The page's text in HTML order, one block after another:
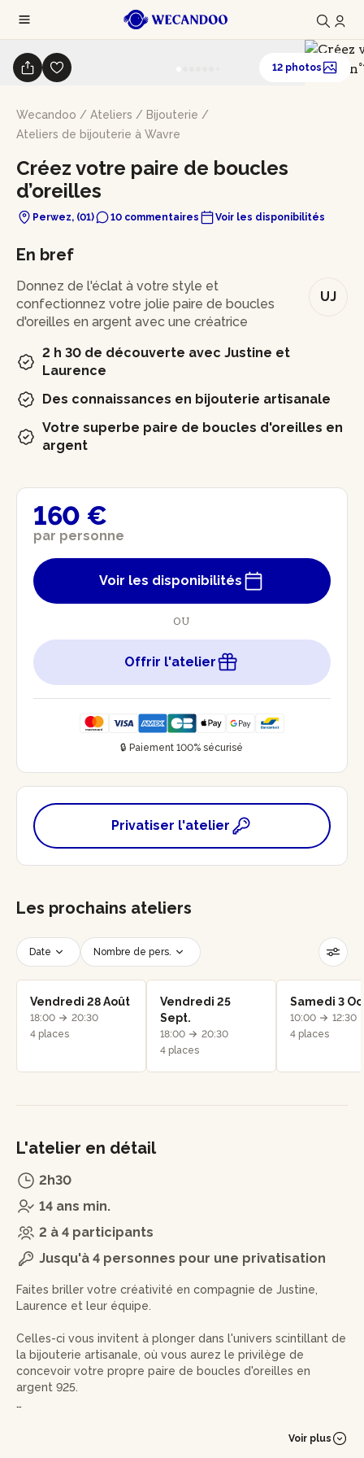
Wecandoo / Ateliers / Bijouterie /
Ateliers de bijouterie à Wavre
Créez votre paire de boucles
d’oreilles
Perwez, (01) 10 commentaires Voir les disponibilités
12 photos
En bref
UJ
Donnez de l'éclat à votre style et
confectionnez votre jolie paire de boucles
d'oreilles en argent avec une créatrice
2 h 30 de découverte avec Justine et
Laurence
Des connaissances en bijouterie artisanale
Votre superbe paire de boucles d'oreilles en
argent
160 €
par personne
Voir les disponibilités
OU
Offrir l'atelier
🔒 Paiement 100% sécurisé
Privatiser l'atelier
Les prochains ateliers
Date Nombre de pers.
Créneau horaire Réinitialiser les filtres
Vendredi 28 Août
18:00
20:30
4 places
Vendredi 25
Sept.
18:00
20:30
4 places
Samedi 3
10:00
12:30
4 places
L'atelier en détail
2h30
14 ans min.
2 à 4 participants
Jusqu'à 4 personnes pour une privatisation
Faites briller votre créativité en compagnie de Justine,
Laurence et leur équipe.
Celles-ci vous invitent à plonger dans l'univers scintillant de
la bijouterie artisanale, où vous aurez le privilège de
concevoir votre propre paire de boucles d'oreilles en
argent 925.
par l'experte qui prendra le temps de vous introduire aux
Voir plus